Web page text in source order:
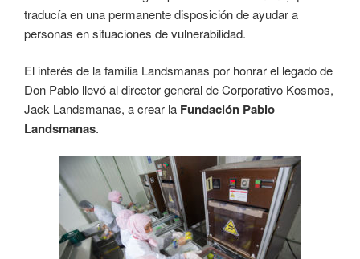
traducía en una permanente disposición de ayudar a
personas en situaciones de vulnerabilidad.
El interés de la familia Landsmanas por honrar el legado de
Don Pablo llevó al director general de Corporativo Kosmos,
Jack Landsmanas, a crear la Fundación Pablo
Landsmanas.